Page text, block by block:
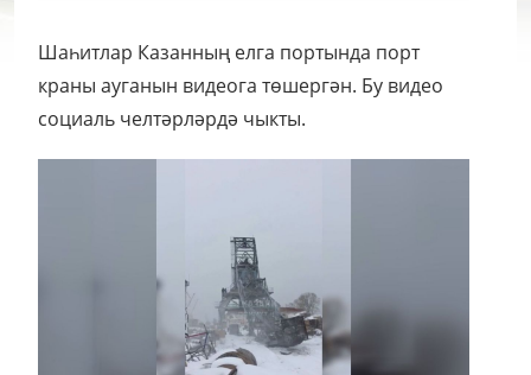
Шаһитлар Казанның елга портында порт
краны ауганын видеога төшергән. Бу видео
социаль челтәрләрдә чыкты.